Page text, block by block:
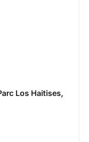
Los Haitises,